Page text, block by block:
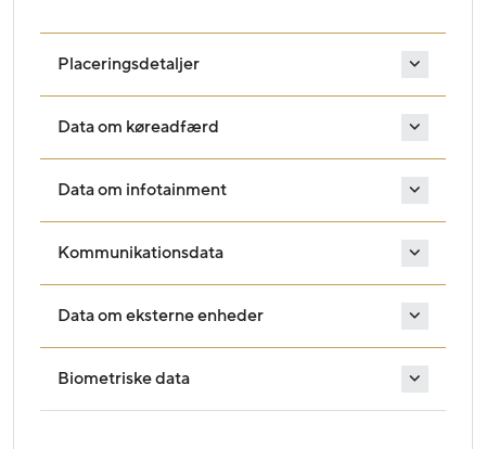
Placeringsdetaljer
Data om køreadfærd
Data om infotainment
Kommunikationsdata
Data om eksterne enheder
Biometriske data